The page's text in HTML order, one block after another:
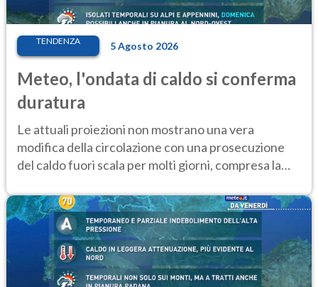
TENDENZA 5 Agosto 2026
Meteo, l'ondata di caldo si conferma
duratura
Le attuali proiezioni non mostrano una vera
modifica della circolazione con una prosecuzione
del caldo fuori scala per molti giorni, compresa la